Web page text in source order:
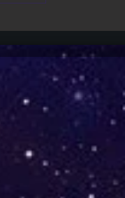
próximo filme